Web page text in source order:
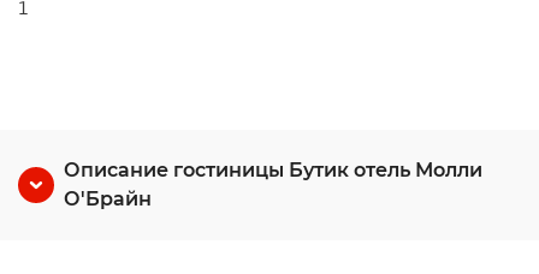
1
Описание гостиницы Бутик отель Молли
О'Брайн